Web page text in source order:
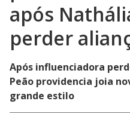
após
perder
Após influenciadora
Peão providencia joia
grande estilo